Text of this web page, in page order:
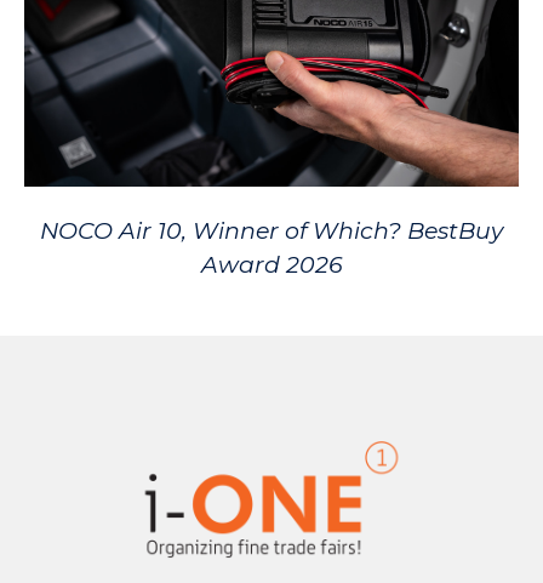
NOCO Air 10, Winner of Which? BestBuy
Award 2026